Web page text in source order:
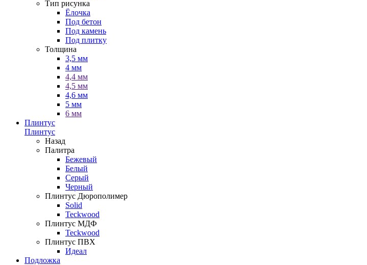
Тип рисунка
Ёлочка
Под бетон
Под камень
Под плитку
Толщина
3,5 мм
4 мм
4,4 мм
4,5 мм
4,6 мм
5 мм
6 мм
Плинтус
Плинтус
Назад
Палитра
Бежевый
Белый
Серый
Черный
Плинтус Дюрополимер
Solid
Teckwood
Плинтус МДФ
Teckwood
Плинтус ПВХ
Идеал
Подложка